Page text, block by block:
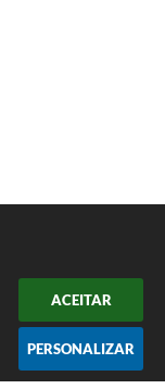
ACEITAR
PERSONALIZAR